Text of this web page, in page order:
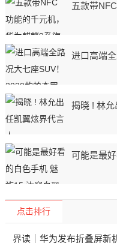
五款带
进口高端
揭晓 ! 林允
可能是最
点击排行
界读｜华为发布折叠屏新